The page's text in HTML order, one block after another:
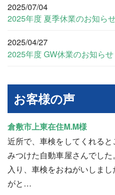
2025/07/04
2025年度 夏季休業のお知ら
2025/04/27
2025年度 GW休業のお知らせ
お客様の声
倉敷市上東在住M.M様
近所で、車検をしてくれる
みつけた自動車屋さんでし
入り、車検をおねがいしま
がと…